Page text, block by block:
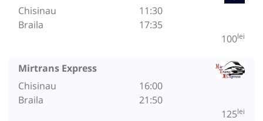
Chisinau
Braila
11:30
17:35
100lei
Mirtrans Express
Chisinau
Braila
16:00
21:50
125lei